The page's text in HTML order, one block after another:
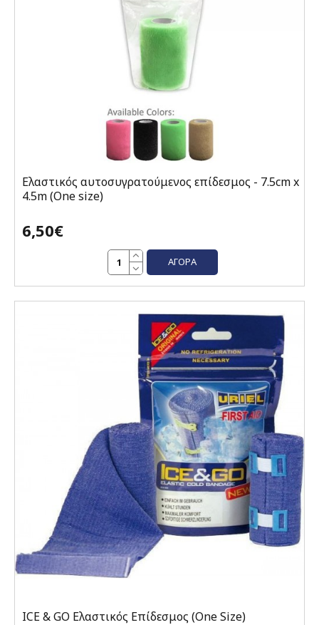
Ελαστικός αυτοσυγρατούμενος επίδεσμος - 7.5cm x
4.5m (One size)
6,50€
ΑΓΟΡΆ
ICE & GO Ελαστικός Επίδεσμος (One Size)